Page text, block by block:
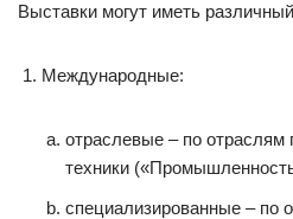
Выставки могут иметь
Международные:
отраслевые – по отраслям
техники
специализированные – по